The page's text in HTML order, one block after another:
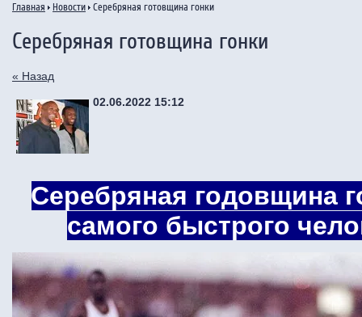
Главная Новости Серебряная готовщина гонки
Серебряная готовщина гонки
« Назад
02.06.2022 15:12
Серебряная годовщина
самого быстрого